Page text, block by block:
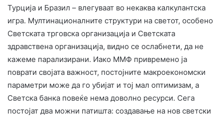
Турција и Бразил – влегуваат во некаква калкулантска
игра. Мултинационалните структури на светот, особено
Светската трговска организација и Светската
здравствена организација, видно се ослабнети, да не
кажеме парализирани. Иако ММФ привремено ја
поврати својата важност, постојните макроекономски
параметри може да го убијат и тој мал оптимизам, а
Светска банка повеќе нема доволно ресурси. Сега
постојат два можни патишта: создавање на нов светски